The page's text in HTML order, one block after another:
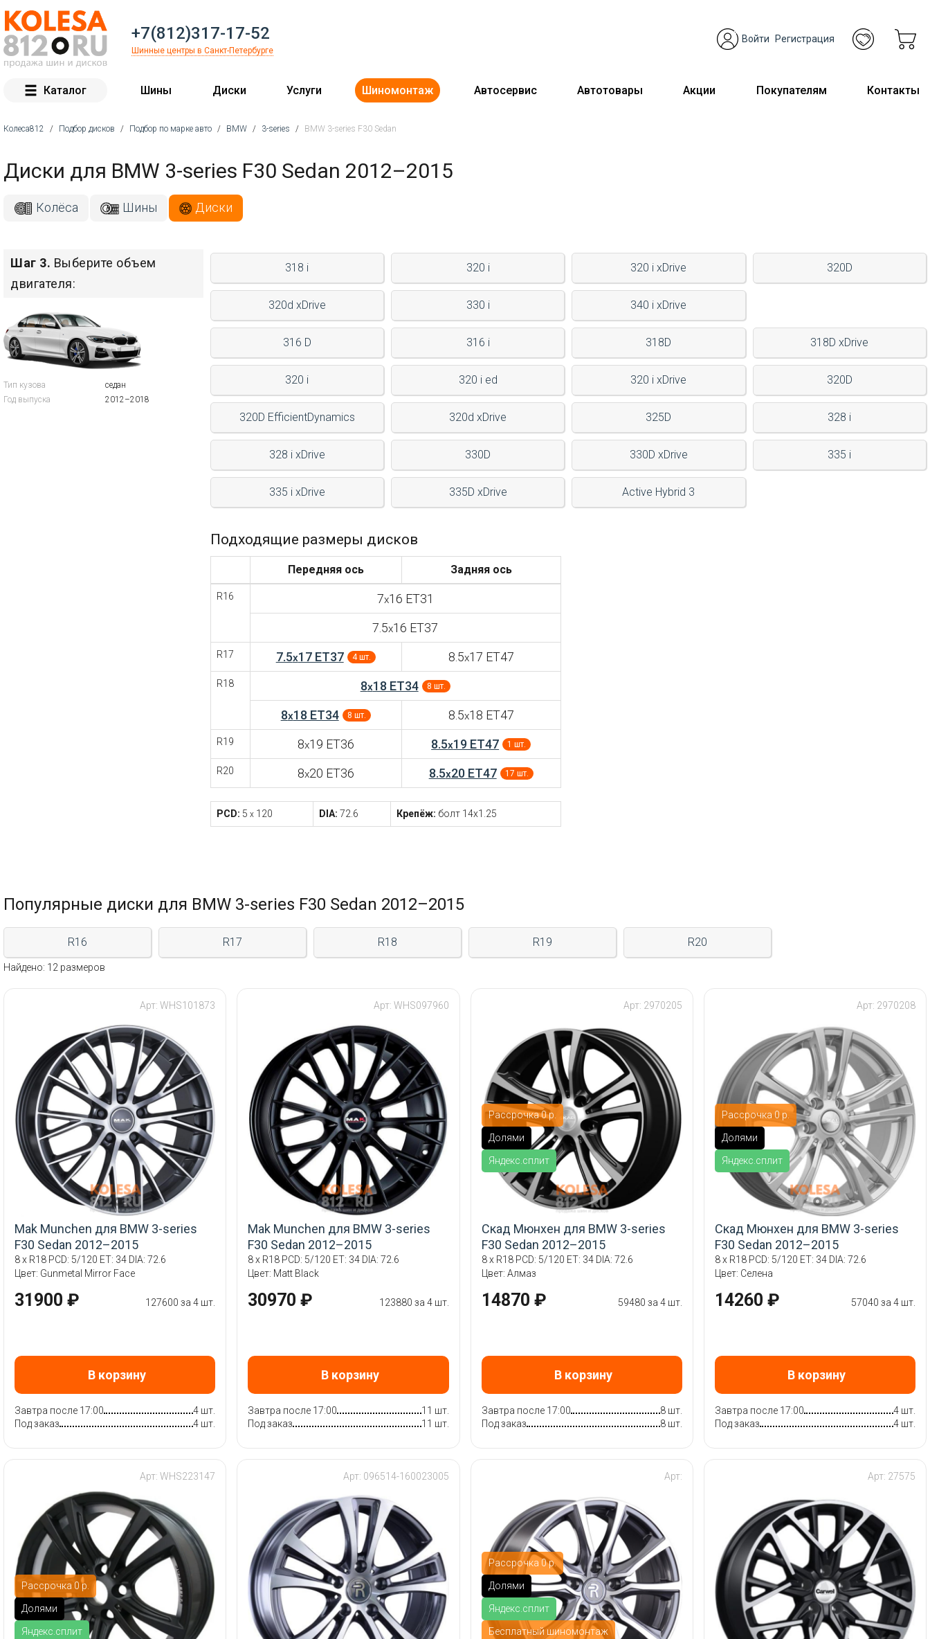
+7(812)317-17-52
Шинные центры в Санкт-Петербурге
Войти Регистрация
Каталог Шины Диски Услуги Шиномонтаж Автосервис Автотовары Акции Покупателям Контакты
Колеса812 / Подбор дисков / Подбор по марке авто / BMW / 3-series / BMW 3-series F30 Sedan
Диски для BMW 3-series F30 Sedan 2012–2015
Колёса Шины Диски
Шаг 3. Выберите объем
двигателя:
Тип кузова
седан
Год выпуска
2012–2018
318 i 320 i 320 i xDrive 320D
320d xDrive 330 i 340 i xDrive
316 D 316 i 318D 318D xDrive
320 i 320 i ed 320 i xDrive 320D
320D EfficientDynamics 320d xDrive 325D 328 i
328 i xDrive 330D 330D xDrive 335 i
335 i xDrive 335D xDrive Active Hybrid 3
Подходящие размеры дисков
Передняя ось Задняя ось
R16 7x16 ET31
7.5x16 ET37
R17 7.5x17 ET37 4 шт. 8.5x17 ET47
R18 8x18 ET34 8 шт.
8x18 ET34 8 шт. 8.5x18 ET47
R19 8x19 ET36 8.5x19 ET47 1 шт.
R20 8x20 ET36 8.5x20 ET47 17 шт.
PCD: 5 x120 DIA: 72.6 Крепёж: болт 14x1.25
Популярные диски для BMW 3-series F30 Sedan 2012–2015
R16 R17 R18 R19 R20
Найдено: 12 размеров
Арт: WHS101873
Mak Munchen для BMW 3-series
F30 Sedan 2012–2015
8 x R18 PCD: 5/120 ET: 34 DIA: 72.6
Цвет: Gunmetal Mirror Face
31900 ₽ 127600 за 4 шт.
В корзину
Завтра после 17:00
4 шт.
Под заказ
4 шт.
Арт: WHS097960
Mak Munchen для BMW 3-series
F30 Sedan 2012–2015
8 x R18 PCD: 5/120 ET: 34 DIA: 72.6
Цвет: Matt Black
30970 ₽ 123880 за 4 шт.
В корзину
Завтра после 17:00
11 шт.
Под заказ
11 шт.
Рассрочка 0 р.
Долями
Яндекс.сплит
Арт: 2970205
Скад Мюнхен для BMW 3-series
F30 Sedan 2012–2015
8 x R18 PCD: 5/120 ET: 34 DIA: 72.6
Цвет: Алмаз
14870 ₽ 59480 за 4 шт.
В корзину
Завтра после 17:00
8 шт.
Под заказ
8 шт.
Рассрочка 0 р.
Долями
Яндекс.сплит
Арт: 2970208
Скад Мюнхен для BMW 3-series
F30 Sedan 2012–2015
8 x R18 PCD: 5/120 ET: 34 DIA: 72.6
Цвет: Селена
14260 ₽ 57040 за 4 шт.
В корзину
Завтра после 17:00
4 шт.
Под заказ
4 шт.
Рассрочка 0 р.
Долями
Яндекс.сплит
Арт: WHS223147 Арт: 096514-160023005
Рассрочка 0 р.
Долями
Яндекс.сплит
Бесплатный шиномонтаж
Арт: Арт: 27575